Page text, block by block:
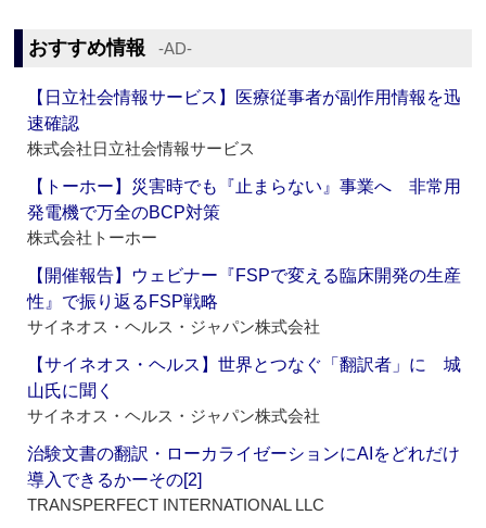
おすすめ情報 ‐AD‐
【日立社会情報サービス】医療従事者が副作用情報を迅
速確認
株式会社日立社会情報サービス
【トーホー】災害時でも『止まらない』事業へ 非常用
発電機で万全のBCP対策
株式会社トーホー
【開催報告】ウェビナー『FSPで変える臨床開発の生産
性』で振り返るFSP戦略
サイネオス・ヘルス・ジャパン株式会社
【サイネオス・ヘルス】世界とつなぐ「翻訳者」に 城
山氏に聞く
サイネオス・ヘルス・ジャパン株式会社
治験文書の翻訳・ローカライゼーションにAIをどれだけ
導入できるかーその[2]
TRANSPERFECT INTERNATIONAL LLC